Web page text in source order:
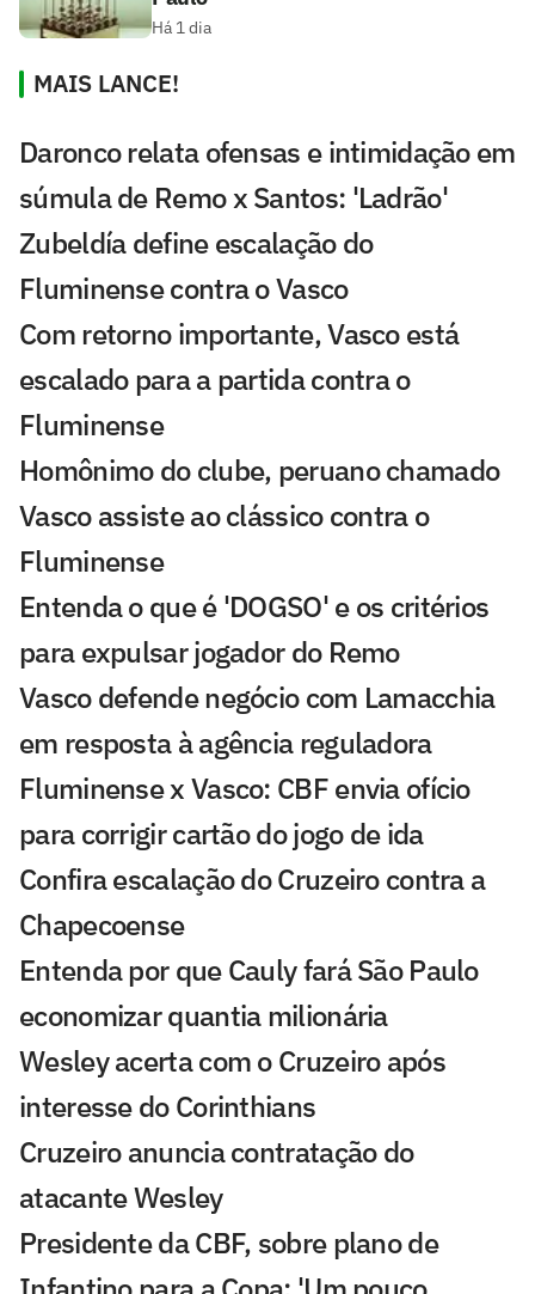
Há 1 dia
MAIS LANCE!
Daronco relata ofensas e intimidação em
súmula de Remo x Santos: 'Ladrão'
Zubeldía define escalação do
Fluminense contra o Vasco
Com retorno importante, Vasco está
escalado para a partida contra o
Fluminense
Homônimo do clube, peruano chamado
Vasco assiste ao clássico contra o
Fluminense
Entenda o que é 'DOGSO' e os critérios
para expulsar jogador do Remo
Vasco defende negócio com Lamacchia
em resposta à agência reguladora
Fluminense x Vasco: CBF envia ofício
para corrigir cartão do jogo de ida
Confira escalação do Cruzeiro contra a
Chapecoense
Entenda por que Cauly fará São Paulo
economizar quantia milionária
Wesley acerta com o Cruzeiro após
interesse do Corinthians
Cruzeiro anuncia contratação do
atacante Wesley
Presidente da CBF, sobre plano de